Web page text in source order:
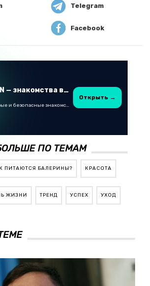
Telegram
Facebook
ZYYN — знакомства в Казахстане
Быстрые и безопасные знакомства в Telegram
Открыть →
ПО ТЕМАМ
ПИТАЮТСЯ БАЛЕРИНЫ? КРАСОТА
ЖИЗНИ ТРЕНД УСПЕХ УХОД